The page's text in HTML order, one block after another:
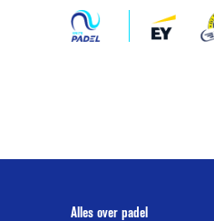
2027:
volgende
Alles over padel